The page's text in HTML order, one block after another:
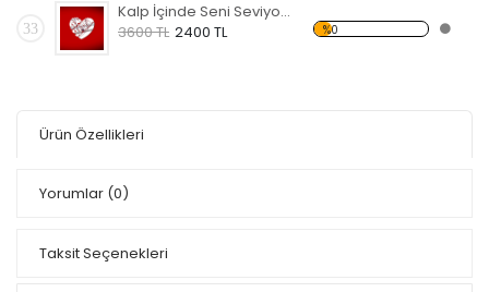
33
Kalp İçinde Seni Seviyorum Dekoratif Kırılmaz Ayna
3600 TL 2400 TL %0
Ürün Özellikleri
Yorumlar (0)
Taksit Seçenekleri